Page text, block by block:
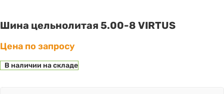
Шина цельнолитая 5.00-8 VIRTUS
Цена по запросу
В наличии на складе